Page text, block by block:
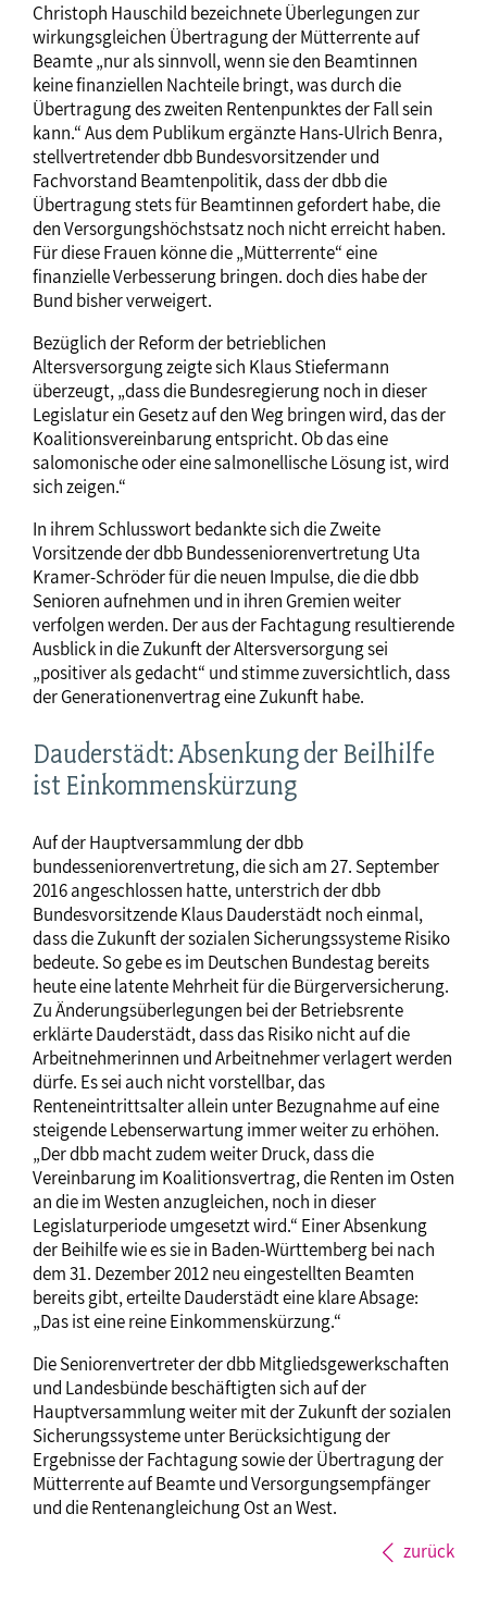
Christoph Hauschild bezeichnete Überlegungen zur
wirkungsgleichen Übertragung der Mütterrente auf
Beamte „nur als sinnvoll, wenn sie den Beamtinnen
keine finanziellen Nachteile bringt, was durch die
Übertragung des zweiten Rentenpunktes der Fall sein
kann.“ Aus dem Publikum ergänzte Hans-Ulrich Benra,
stellvertretender dbb Bundesvorsitzender und
Fachvorstand Beamtenpolitik, dass der dbb die
Übertragung stets für Beamtinnen gefordert habe, die
den Versorgungshöchstsatz noch nicht erreicht haben.
Für diese Frauen könne die „Mütterrente“ eine
finanzielle Verbesserung bringen. doch dies habe der
Bund bisher verweigert.
Bezüglich der Reform der betrieblichen
Altersversorgung zeigte sich Klaus Stiefermann
überzeugt, „dass die Bundesregierung noch in dieser
Legislatur ein Gesetz auf den Weg bringen wird, das der
Koalitionsvereinbarung entspricht. Ob das eine
salomonische oder eine salmonellische Lösung ist, wird
sich zeigen.“
In ihrem Schlusswort bedankte sich die Zweite
Vorsitzende der dbb Bundesseniorenvertretung Uta
Kramer-Schröder für die neuen Impulse, die die dbb
Senioren aufnehmen und in ihren Gremien weiter
verfolgen werden. Der aus der Fachtagung resultierende
Ausblick in die Zukunft der Altersversorgung sei
„positiver als gedacht“ und stimme zuversichtlich, dass
der Generationenvertrag eine Zukunft habe.
Dauderstädt: Absenkung der Beilhilfe
ist Einkommenskürzung
Auf der Hauptversammlung der dbb
bundesseniorenvertretung, die sich am 27. September
2016 angeschlossen hatte, unterstrich der dbb
Bundesvorsitzende Klaus Dauderstädt noch einmal,
dass die Zukunft der sozialen Sicherungssysteme Risiko
bedeute. So gebe es im Deutschen Bundestag bereits
heute eine latente Mehrheit für die Bürgerversicherung.
Zu Änderungsüberlegungen bei der Betriebsrente
erklärte Dauderstädt, dass das Risiko nicht auf die
Arbeitnehmerinnen und Arbeitnehmer verlagert werden
dürfe. Es sei auch nicht vorstellbar, das
Renteneintrittsalter allein unter Bezugnahme auf eine
steigende Lebenserwartung immer weiter zu erhöhen.
„Der dbb macht zudem weiter Druck, dass die
Vereinbarung im Koalitionsvertrag, die Renten im Osten
an die im Westen anzugleichen, noch in dieser
Legislaturperiode umgesetzt wird.“ Einer Absenkung
der Beihilfe wie es sie in Baden-Württemberg bei nach
dem 31. Dezember 2012 neu eingestellten Beamten
bereits gibt, erteilte Dauderstädt eine klare Absage:
„Das ist eine reine Einkommenskürzung.“
Die Seniorenvertreter der dbb Mitgliedsgewerkschaften
und Landesbünde beschäftigten sich auf der
Hauptversammlung weiter mit der Zukunft der sozialen
Sicherungssysteme unter Berücksichtigung der
Ergebnisse der Fachtagung sowie der Übertragung der
Mütterrente auf Beamte und Versorgungsempfänger
und die Rentenangleichung Ost an West.
zurück